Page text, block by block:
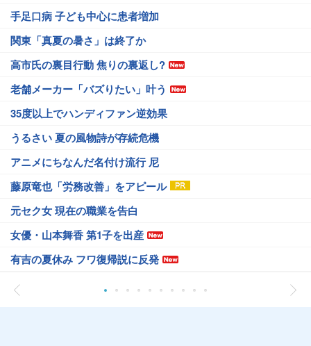
手足口病 子ども中心に患者増加
関東「真夏の暑さ」は終了か
高市氏の裏目行動 焦りの裏返し?
老舗メーカー「バズりたい」叶う
35度以上でハンディファン逆効果
うるさい 夏の風物詩が存続危機
アニメにちなんだ名付け流行 尼
藤原竜也「労務改善」をアピール
元セク女 現在の職業を告白
女優・山本舞香 第1子を出産
有吉の夏休み フワ復帰説に反発